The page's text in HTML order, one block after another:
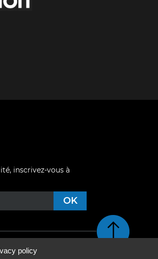
inscrivez-vous à
Retour en haut de page
policy